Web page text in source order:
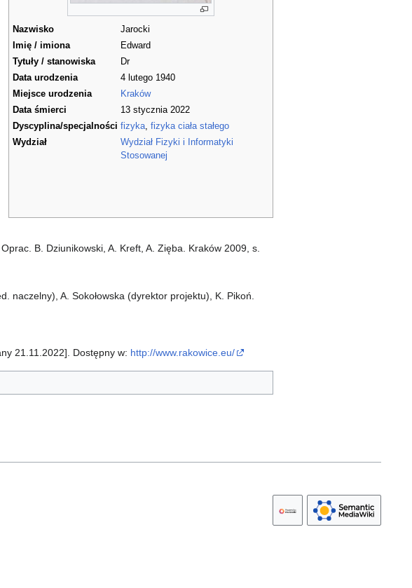
Nazwisko
Jarocki
Imię / imiona
Edward
Tytuły / stanowiska
Dr
Data urodzenia
4 lutego 1940
Miejsce urodzenia
Kraków
Data śmierci
13 stycznia 2022
Dyscyplina/specjalności fizyka fizyka ciała stałego
Wydział
Wydział Fizyki i Informatyki
Stosowanej
B. Dziunikowski, A. Kreft, A. Zięba. Kraków 2009, s.
naczelny), A. Sokołowska (dyrektor projektu), K. Pikoń.
21.11.2022]. Dostępny w: http://www.rakowice.eu/